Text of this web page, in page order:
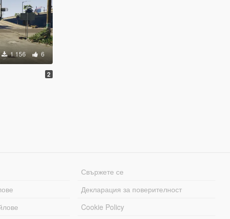
1 156 6
2
Свържете се
Декларация за поверителност
Cookie Policy